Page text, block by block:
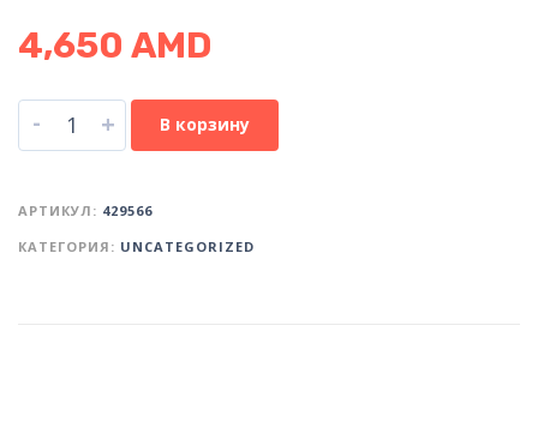
4,650 AMD
- + В корзину
АРТИКУЛ: 429566
КАТЕГОРИЯ: UNCATEGORIZED